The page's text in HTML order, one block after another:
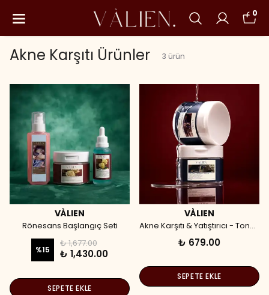
0
Akne Karşıtı Ürünler 3 ürün
VÀLIEN
Rönesans Başlangıç Seti
%15
₺ 1,677.00
₺ 1,430.00
SEPETE EKLE
VÀLIEN
Akne Karşıtı & Yatıştırıcı - Toner Pad (60 Adet)
₺ 679.00
SEPETE EKLE